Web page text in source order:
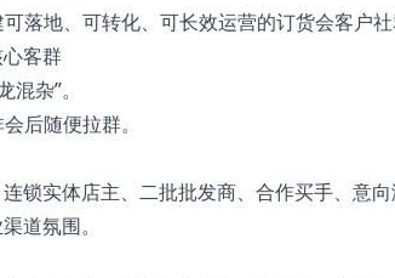
落地、可转化、可长效运营的订货会客户
客群
杂”。
后随便拉群。
锁实体店主、二批批发商、合作买手、意
道氛围。